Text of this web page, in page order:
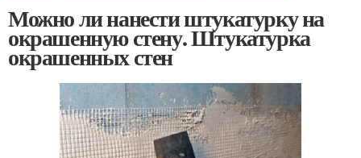
Можно ли нанести штукатурку на
окрашенную стену. Штукатурка
окрашенных стен